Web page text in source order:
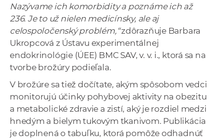
Nazývame ich komorbidity a poznáme ich až
236. Je to už nielen medicínsky, ale aj
celospoločenský problém,“zdôrazňuje Barbara
Ukropcová z Ústavu experimentálnej
endokrinológie (ÚEE) BMC SAV, v. v. i., ktorá sa na
tvorbe brožúry podieľala.
V brožúre sa tiež dočítate, akým spôsobom vedci
monitorujú účinky pohybovej aktivity na obezitu
a metabolické zdravie a zistí, aký je rozdiel medzi
hnedým a bielym tukovým tkanivom. Publikácia
je doplnená o tabuľku, ktorá pomôže odhadnúť